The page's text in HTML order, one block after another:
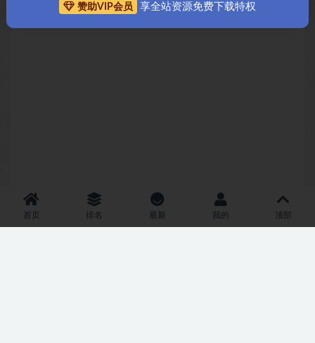
首页 排名 最新 我的 顶部
赞助VIP会员 享全站资源免费下载特权